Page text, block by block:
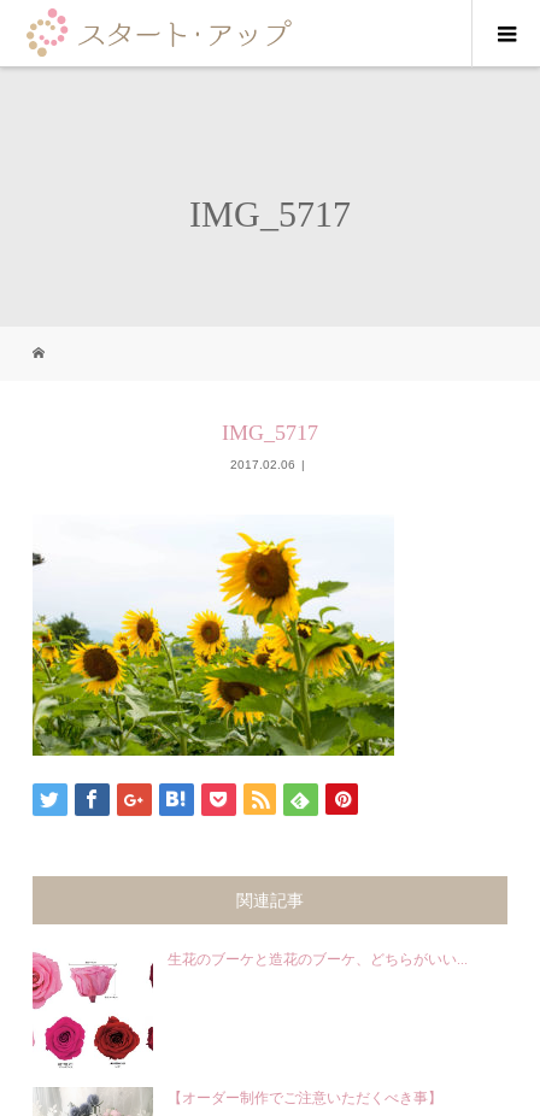
IMG_5717
IMG_5717
2017.02.06
関連記事
生花のブーケと造花のブーケ、どちらがいい...
【オーダー制作でご注意いただくべき事】